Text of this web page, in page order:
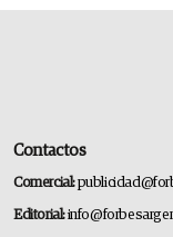
Contactos
Comercial:
Editorial: